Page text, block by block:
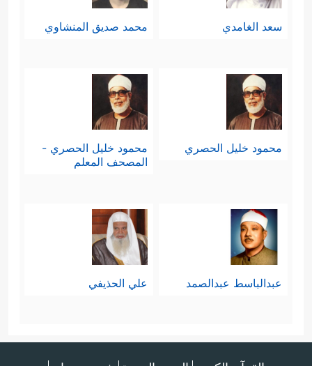
سعد الغامدي محمد صديق المنشاوي
محمود خليل الحصري
محمود خليل الحصري -
المصحف المعلم
عبدالباسط عبدالصمد علي الحذيفي